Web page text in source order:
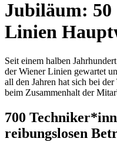
Jubiläum: 50
Linien
Seit einem halben
der Wiener Linien gewartet
all den Jahren hat sich bei
beim Zusammenhalt der
700
reibungslosen